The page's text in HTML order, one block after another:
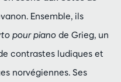
Ensemble, ils
pour piano de Grieg, un
contrastes ludiques et
norvégiennes. Ses